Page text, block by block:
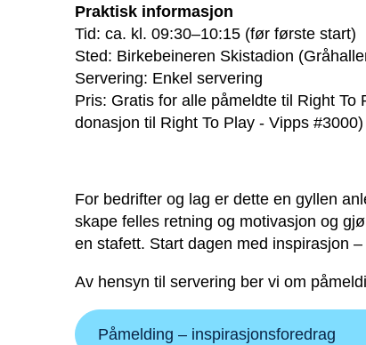
Praktisk informasjon
Tid: ca. kl. 09:30–10:15 (før første start)
Sted: Birkebeineren Skistadion
Servering: Enkel servering
Pris: Gratis for alle påmeldte til Right
donasjon til Right To Play - Vipps #3000)
For bedrifter og lag er dette en gyllen
skape felles retning og motivasjon og
en stafett. Start dagen med inspirasjon
Av hensyn til servering ber vi om
Påmelding – inspirasjonsforedrag